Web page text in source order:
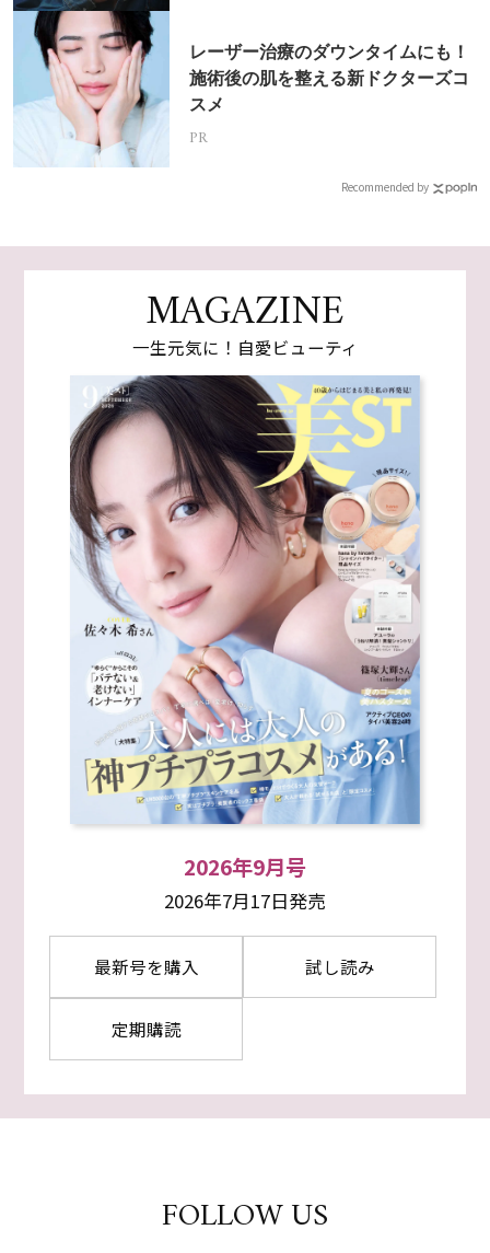
レーザー治療のダウンタイムにも！
施術後の肌を整える新ドクターズコ
スメ
PR
Recommended by
MAGAZINE
一生元気に！自愛ビューティ
2026年9月号
2026年7月17日発売
最新号を購入 試し読み
定期購読
FOLLOW US